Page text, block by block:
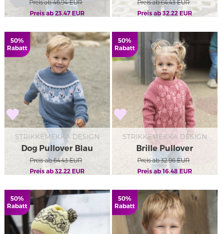
Preis ab 46.94EUR
Preis ab 23.47EUR
Preis ab 64.43EUR
Preis ab 32.22 EUR
50%
Rabatt
STRIKKEMEKKA DESIGN
Dog Pullover Blau
Preis ab 64.43EUR
Preis ab 32.22EUR
50%
Rabatt
STRIKKEMEKKA DESIGN
Brille Pullover
Preis ab 32.96EUR
Preis ab 16.48EUR
50%
Rabatt
50%
Rabatt